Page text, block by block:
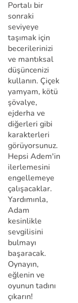
Portalı bir
sonraki
seviyeye
taşımak için
becerilerinizi
ve mantıksal
düşüncenizi
kullanın. Çiçek
yamyam, kötü
şövalye,
ejderha ve
diğerleri gibi
karakterleri
görüyorsunuz.
Hepsi Adem'in
ilerlemesini
engellemeye
çalışacaklar.
Yardımınla,
Adam
kesinlikle
sevgilisini
bulmayı
başaracak.
Oynayın,
eğlenin ve
oyunun tadını
çıkarın!